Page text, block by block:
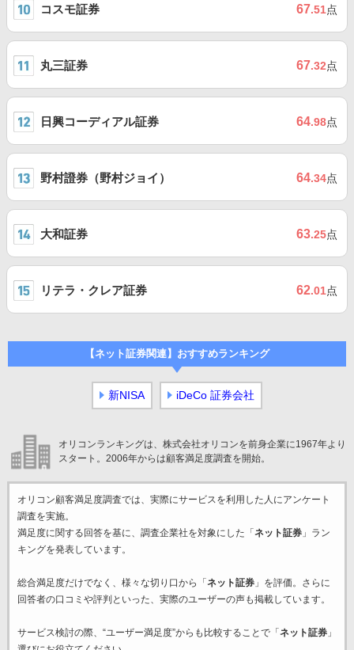
コスモ証券 67.51点
丸三証券 67.32点
日興コーディアル証券 64.98点
野村證券（野村ジョイ） 64.34点
大和証券 63.25点
リテラ・クレア証券 62.01点
【ネット証券関連】おすすめランキング
新NISA iDeCo 証券会社
オリコンランキングは、株式会社オリコンを前身企業に1967年より
スタート。2006年からは顧客満足度調査を開始。
オリコン顧客満足度調査では、実際にサービスを利用した 人にアンケート
調査を実施。
満足度に関する回答を基に、調査企業社を対象にした「 ネット証券」ラン
キングを発表しています。
総合満足度だけでなく、様々な切り口から「 ネット証券」を評価。さらに
回答者の口コミや評判といった、実際のユーザーの声も掲載しています。
サービス検討の際、“ユーザー満足度”からも比較することで「 ネット証券」